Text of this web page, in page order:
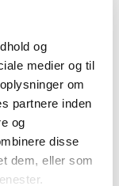
og
medier og til
om
partnere inden
og
disse
dem, eller som